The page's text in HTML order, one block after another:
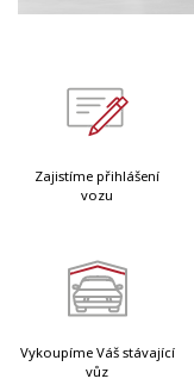
Zajistíme přihlášení
vozu
Vykoupíme Váš stávající
vůz